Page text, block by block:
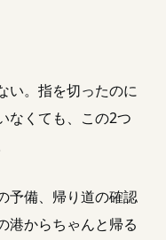
い。指を切ったのに
なくても、この2つ
予備、帰り道の確認
港からちゃんと帰る